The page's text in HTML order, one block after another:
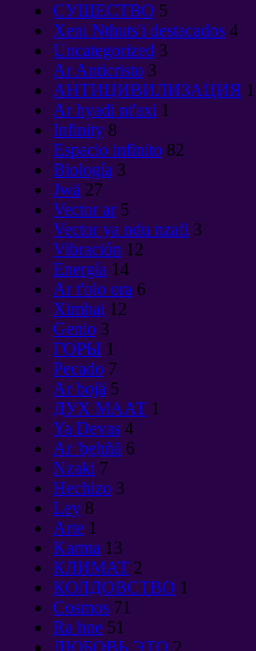
CУЩЕСТВО 5
Xeni Nthuts'i destacados 4
Uncategorized 3
Ar Anticristo 3
АНТИЦИВИЛИЗАЦИЯ 1
Ar hyadi nt'axi 1
Infinity 8
Espacio infinito 82
Biología 3
Jwä 27
Vector ar 5
Vector ya ndu nzafi 3
Vibración 12
Energía 14
Ar t'olo ora 6
Ximha̲i 12
Genio 3
ГОРЫ 1
Pecado 7
Ar bojä 5
ДУХ МААТ 1
Ya Devas 4
Ar 'be̲hñä 6
Nzaki 7
Hechizo 3
Ley 8
Arte 1
Karma 13
КЛИМАТ 2
КОЛДОВСТВО 1
Cosmos 71
Ra hne 51